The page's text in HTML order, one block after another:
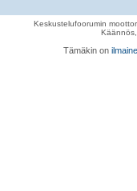
Keskustelufoorumin
Tämäkin on